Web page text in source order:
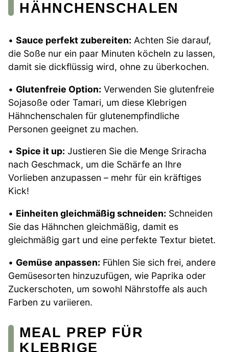
HÄHNCHENSCHALEN
• Sauce perfekt zubereiten: Achten Sie darauf,
die Soße nur ein paar Minuten köcheln zu lassen,
damit sie dickflüssig wird, ohne zu überkochen.
• Glutenfreie Option: Verwenden Sie glutenfreie
Sojasoße oder Tamari, um diese Klebrigen
Hähnchenschalen für glutenempfindliche
Personen geeignet zu machen.
• Spice it up: Justieren Sie die Menge Sriracha
nach Geschmack, um die Schärfe an Ihre
Vorlieben anzupassen – mehr für ein kräftiges
Kick!
• Einheiten gleichmäßig schneiden: Schneiden
Sie das Hähnchen gleichmäßig, damit es
gleichmäßig gart und eine perfekte Textur bietet.
• Gemüse anpassen: Fühlen Sie sich frei, andere
Gemüsesorten hinzuzufügen, wie Paprika oder
Zuckerschoten, um sowohl Nährstoffe als auch
Farben zu variieren.
MEAL PREP FÜR
KLEBRIGE